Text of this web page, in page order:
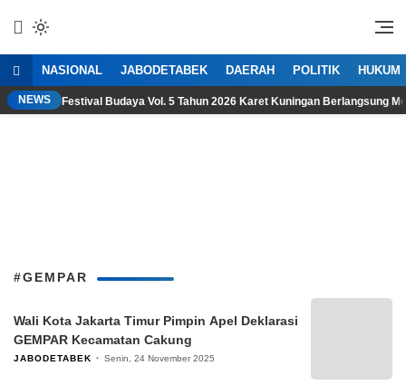
NASIONAL JABODETABEK DAERAH POLITIK HUKUM
NEWS Festival Budaya Vol. 5 Tahun 2026 Karet Kuningan Berlangsung
#GEMPAR
Wali Kota Jakarta Timur Pimpin Apel Deklarasi
GEMPAR Kecamatan Cakung
JABODETABEK Senin, 24 November 2025